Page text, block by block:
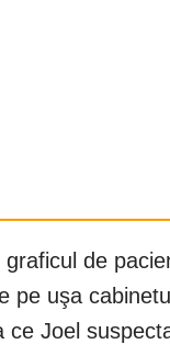
de
pe uşa
ce Joel